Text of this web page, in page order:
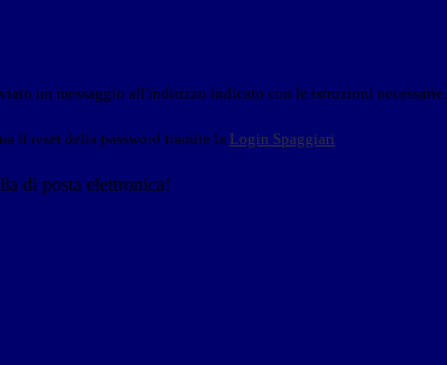
un messaggio all'indirizzo indicato con le istruzioni necessarie.
il reset della password tramite la Login Spaggiari
di posta elettronica!